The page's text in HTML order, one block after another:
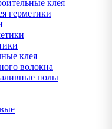
клея
герметики
клея
волокна
полы